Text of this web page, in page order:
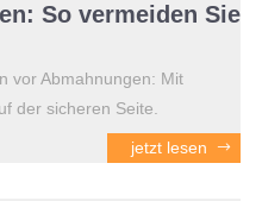
So vermeiden Sie
vor Abmahnungen: Mit
der sicheren Seite.
jetzt lesen